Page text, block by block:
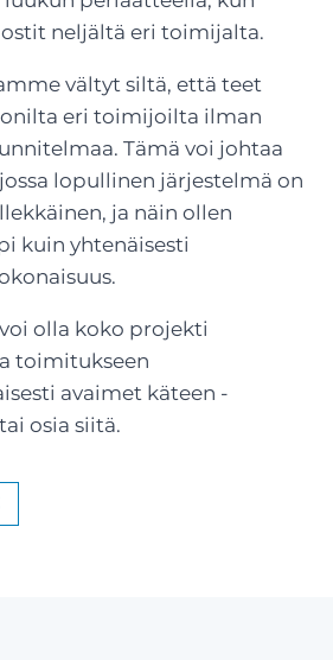
neljältä eri toimijalta.
vältyt siltä, että teet
eri toimijoilta ilman
Tämä voi johtaa
lopullinen järjestelmä on
ja näin ollen
kuin yhtenäisesti
olla koko projekti
toimitukseen
avaimet käteen -
osia siitä.